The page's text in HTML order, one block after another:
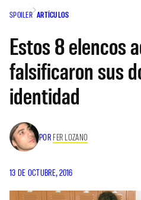
SPOILER ARTÍCULOS
Estos 8 elencos
falsificaron sus
identidad
POR FER LOZANO
13 DE OCTUBRE, 2016